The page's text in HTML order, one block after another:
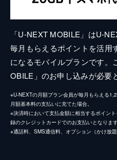
「U-NEXT MOBILE」はU-
毎月もらえるポイントを活用
になるモバイルプランです。
OBILE」のお申し込みが必要
※U-NEXTの月額プラン会員が毎月もらえる
月額基本料の支払いに充てた場合。
※決済時において支払金額に相当するポイン
録のクレジットカードでのお支払いとなります
※通話料、SMS通信料、オプション（かけ放